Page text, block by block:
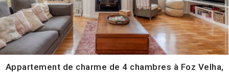
Appartement de charme de 4 chambres à Foz Velha,